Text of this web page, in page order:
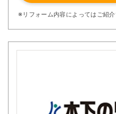
4)一年を通じて快適な生活を
性をお約束いたします。
ます。
※リフォーム内容によってはご紹介